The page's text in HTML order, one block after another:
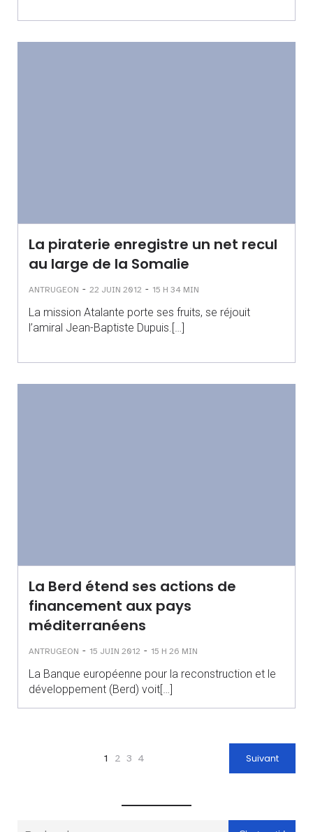
La piraterie enregistre un net recul
au large de la Somalie
ANTRUGEON - 22 JUIN 2012 - 15 H 34 MIN
La mission Atalante porte ses fruits, se réjouit
l’amiral Jean-Baptiste Dupuis.[…]
La Berd étend ses actions de
financement aux pays
méditerranéens
ANTRUGEON - 15 JUIN 2012 - 15 H 26 MIN
La Banque européenne pour la reconstruction et le
développement (Berd) voit[…]
1 2 3 4 Suivant